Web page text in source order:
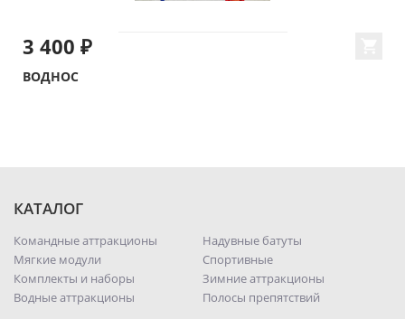
3 400 ₽
ВОДНОС
КАТАЛОГ
Командные аттракционы
Надувные батуты
Мягкие модули
Спортивные
Комплекты и наборы
Зимние аттракционы
Водные аттракционы
Полосы препятствий